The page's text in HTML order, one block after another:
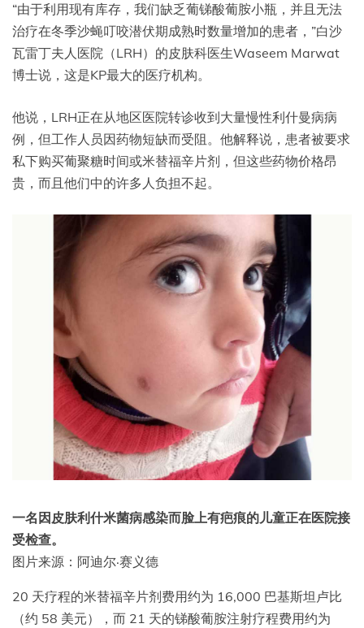
“由于利用现有库存，我们缺乏葡锑酸葡胺小瓶，并且无法
治疗在冬季沙蝇叮咬潜伏期成熟时数量增加的患者，”白沙
瓦雷丁夫人医院（LRH）的皮肤科医生Waseem Marwat
博士说，这是KP最大的医疗机构。
他说，LRH正在从地区医院转诊收到大量慢性利什曼病病
例，但工作人员因药物短缺而受阻。他解释说，患者被要求
私下购买葡聚糖时间或米替福辛片剂，但这些药物价格昂
贵，而且他们中的许多人负担不起。
一名因皮肤利什米菌病感染而脸上有疤痕的儿童正在医院接
受检查。
图片来源：阿迪尔·赛义德
20 天疗程的米替福辛片剂费用约为 16,000 巴基斯坦卢比
（约 58 美元），而 21 天的锑酸葡胺注射疗程费用约为